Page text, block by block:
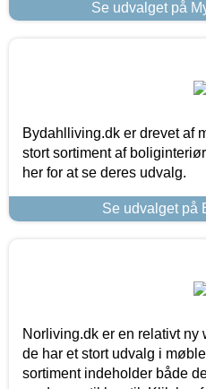
Se udvalget på
Bydahlliving.dk er drevet af
stort sortiment af
her for at se deres udvalg.
Se udvalget på
Norliving.dk er en relativt ny
de har et stort udvalg i
sortiment indeholder både